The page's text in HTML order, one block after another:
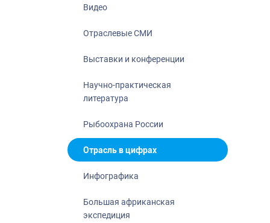
События в
Видео
Отраслевые СМИ
Выставки и конференции
Научно-практическая
литература
Рыбоохрана России
Отрасль в цифрах
Инфографика
Большая африканская
экспедиция